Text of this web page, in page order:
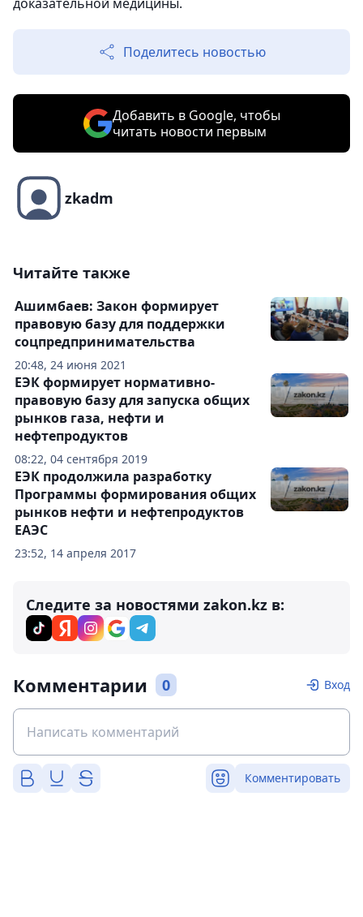
Поделитесь новостью
Добавить в Google, чтобы
читать новости первым
zkadm
Читайте также
20:48, 24 июня 2021
Ашимбаев: Закон формирует
правовую базу для поддержки
соцпредпринимательства
08:22, 04 сентября 2019
ЕЭК формирует нормативно-
правовую базу для запуска общих
рынков газа, нефти и
нефтепродуктов
23:52, 14 апреля 2017
ЕЭК продолжила разработку
Программы формирования общих
рынков нефти и нефтепродуктов
ЕАЭС
Следите за новостями zakon.kz в:
Комментарии 0 Вход
Комментировать